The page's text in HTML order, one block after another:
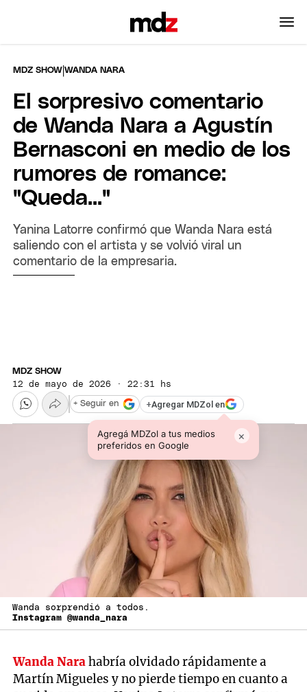
MDZ SHOW |WANDA NARA
El sorpresivo comentario
de Wanda Nara a Agustín
Bernasconi en medio de los
rumores de romance:
"Queda..."
Yanina Latorre confirmó que Wanda Nara está
saliendo con el artista y se volvió viral un
comentario de la empresaria.
MDZ SHOW
12 de mayo de 2026 · 22:31 hs
+Agregar MDZol en
Agregá MDZol a tus medios
preferidos en Google
×
+ Seguir en
Wanda sorprendió a todos.
Instagram @wanda_nara
Wanda Narahabría olvidado rápidamente a
Martín Migueles y no pierde tiempo en cuanto a